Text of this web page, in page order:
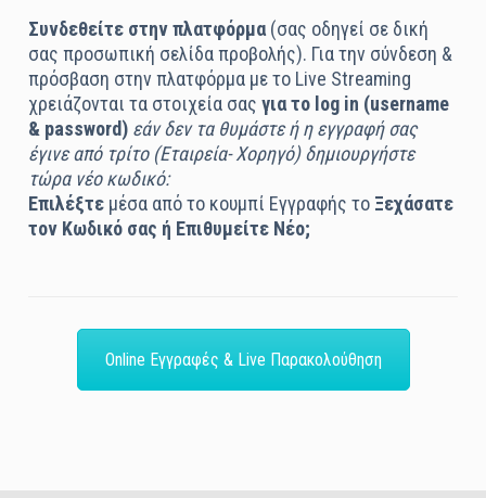
Συνδεθείτε στην πλατφόρμα (σας οδηγεί σε δική
σας προσωπική σελίδα προβολής). Για την σύνδεση &
πρόσβαση στην πλατφόρμα με το Live Streaming
χρειάζονται τα στοιχεία σαςγια το log in (username
& password) εάν δεν τα θυμάστε ή η εγγραφή σας
έγινε από τρίτο (Εταιρεία- Χορηγό) δημιουργήστε
τώρα νέο κωδικό:
Επιλέξτε μέσα από το κουμπί Εγγραφής το Ξεχάσατε
τον Κωδικό σας ή Επιθυμείτε Νέο;
Online Εγγραφές & Live Παρακολούθηση